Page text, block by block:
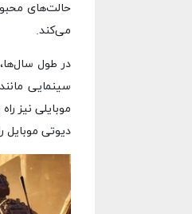
می‌کند.
در طول
موبایلی نیز
دیوتی موبایل